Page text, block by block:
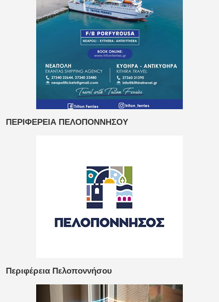
ΠΕΡΙΦΕΡΕΙΑ ΠΕΛΟΠΟΝΝΗΣΟΥ
Περιφέρεια Πελοποννήσου